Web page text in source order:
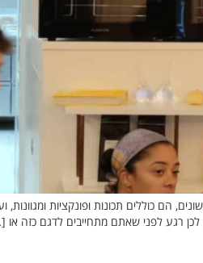
הם כוללים תכונות ופונקציות
לכן רגע לפני שאתם מתחייבים לדגם כזה או